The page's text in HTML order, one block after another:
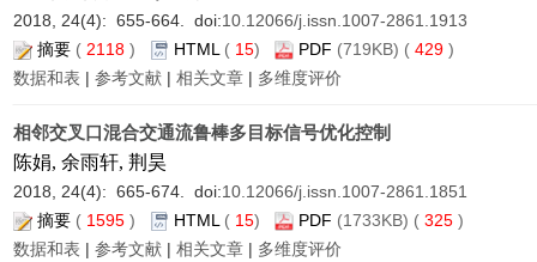
2018, 24(4): 655-664. doi:10.12066/j.issn.1007-2861.1913
摘要 ( 2118 ) HTML ( 15) PDF (719KB) ( 429 )
数据和表 | 参考文献 | 相关文章 | 多维度评价
相邻交叉口混合交通流鲁棒多目标信号优化控制
陈娟, 余雨轩, 荆昊
2018, 24(4): 665-674. doi:10.12066/j.issn.1007-2861.1851
摘要 ( 1595 ) HTML ( 15) PDF (1733KB) ( 325 )
数据和表 | 参考文献 | 相关文章 | 多维度评价